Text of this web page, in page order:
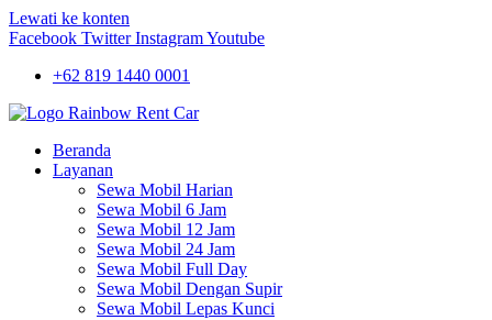
Lewati ke konten
Facebook Twitter InstagramYoutube
+62 819 1440 0001
Beranda
Layanan
Sewa Mobil Harian
Sewa Mobil 6 Jam
Sewa Mobil 12 Jam
Sewa Mobil 24 Jam
Sewa Mobil Full Day
Sewa Mobil Dengan Supir
Sewa Mobil Lepas Kunci